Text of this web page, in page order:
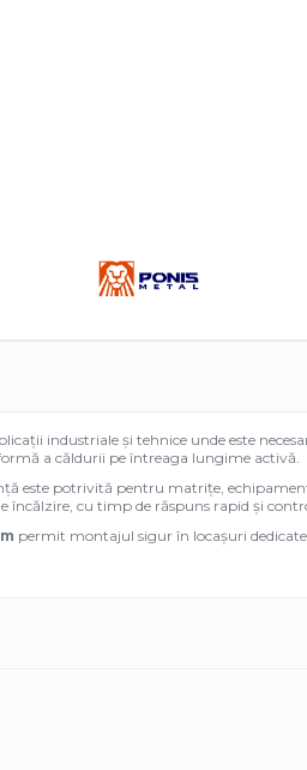
industriale și tehnice unde este
a căldurii pe întreaga lungime activă.
este potrivită pentru matrițe,
încălzire, cu timp de răspuns rapid și
permit montajul sigur în locașuri